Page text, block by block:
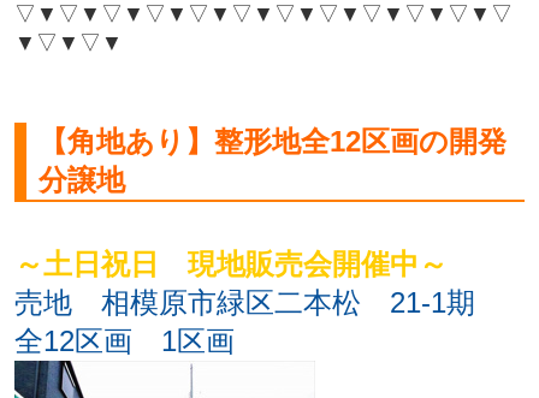
▽▼▽▼ ▽▼▽▼ ▽▼▽▼ ▽▼▽▼ ▽▼▽▼ ▽▼▽
▼ ▽▼▽▼
【角地あり】整形地全12区画の開発
分譲地
～土日祝日 現地販売会開催中～
売地 相模原市緑区二本松 21-1期
全12区画 1区画